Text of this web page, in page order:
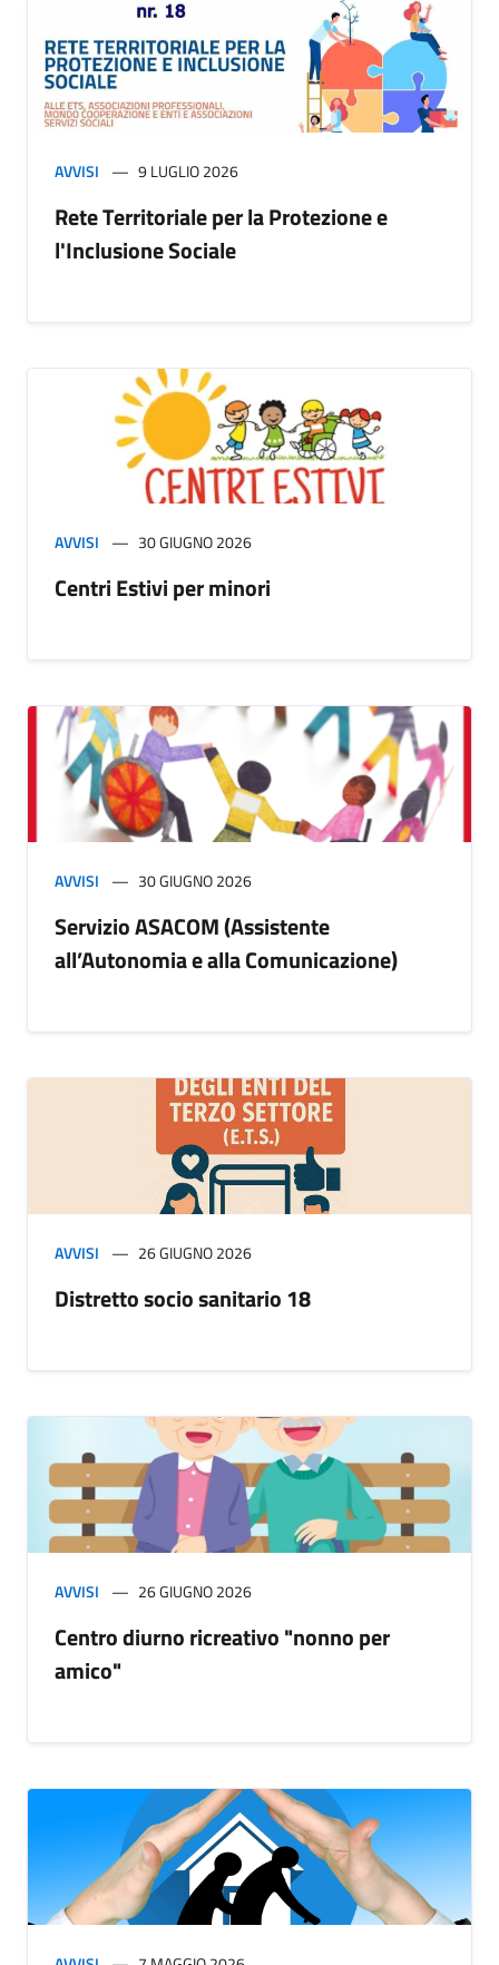
AVVISI 9 LUGLIO 2026
Rete Territoriale per la Protezione e
l'Inclusione Sociale
AVVISI 30 GIUGNO 2026
Centri Estivi per minori
AVVISI 30 GIUGNO 2026
Servizio ASACOM (Assistente
all’Autonomia e alla Comunicazione)
AVVISI 26 GIUGNO 2026
Distretto socio sanitario 18
AVVISI 26 GIUGNO 2026
Centro diurno ricreativo "nonno per
amico"